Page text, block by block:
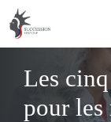
Aller
au
contenu
Les
pour les